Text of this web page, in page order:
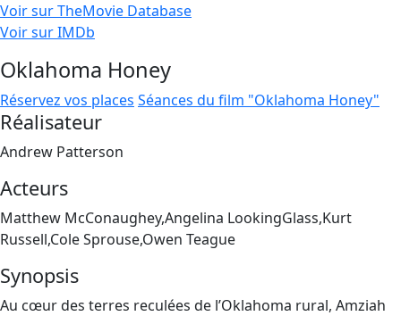
Voir sur TheMovie Database
Voir sur IMDb
Oklahoma Honey
Réservez vos places Séances du film "Oklahoma Honey"
Réalisateur
Andrew Patterson
Acteurs
Matthew McConaughey,Angelina LookingGlass,Kurt
Russell,Cole Sprouse,Owen Teague
Synopsis
Au cœur des terres reculées de l’Oklahoma rural, Amziah